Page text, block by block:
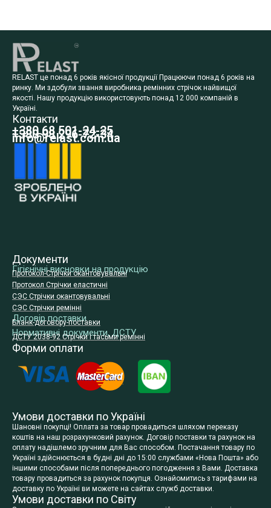
RELAST це понад 6 років якісної продукції Працюючи понад 6 років на
ринку. Ми здобули звання виробника ремінних стрічок найвищої
якості. Нашу продукцію використовують понад 12 000 компаній в
Україні.
Контакти
+380 68 501-24-25
+380 98 296-72-34
info@relast.com.ua
Документи
Гігієнічні висновки на продукцію
Протокол-Стрічки окантовувальні
Протокол Стрічки еластичні
СЭС Стрічки окантовувальні
СЭС Стрічки ремінні
Договір поставки
Бланк-договору-поставки
Нормативні документи, ДСТУ
ДСТУ 2038-92 Стрічки і тасьми ремінні
Форми оплати
Умови доставки по Україні
Шановні покупці! Оплата за товар провадиться шляхом переказу
коштів на наш розрахунковий рахунок. Договір поставки та рахунок на
оплату надішлемо зручним для Вас способом. Постачання товару по
Україні здійснюється в будні дні до 15:00 службами «Нова Пошта» або
іншими способами після попереднього погодження з Вами. Доставка
товару провадиться за рахунок покупця. Ознайомитись з тарифами на
доставку по Україні ви можете на сайтах служб доставки.
Умови доставки по Світу